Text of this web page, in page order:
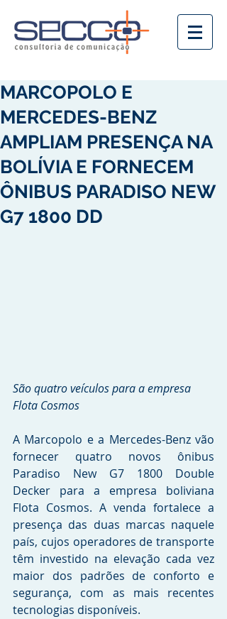
MARCOPOLO E
MERCEDES-BENZ
AMPLIAM PRESENÇA NA
BOLÍVIA E FORNECEM
ÔNIBUS PARADISO NEW
G7 1800 DD
São quatro veículos para a empresa
Flota Cosmos
A Marcopolo e a Mercedes-Benz vão
fornecer quatro novos ônibus
Paradiso New G7 1800 Double
Decker para a empresa boliviana
Flota Cosmos. A venda fortalece a
presença das duas marcas naquele
país, cujos operadores de transporte
têm investido na elevação cada vez
maior dos padrões de conforto e
segurança, com as mais recentes
tecnologias disponíveis.